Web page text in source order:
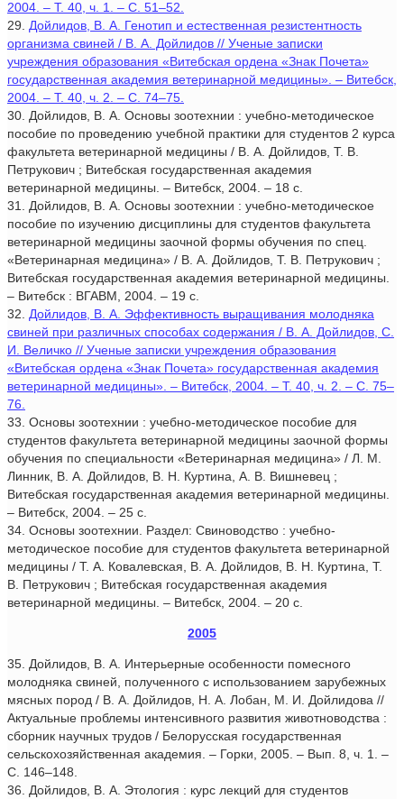
2004. – Т. 40, ч. 1. – С. 51–52.
29. Дойлидов, В. А. Генотип и естественная резистентность
организма свиней / В. А. Дойлидов // Ученые записки
учреждения образования «Витебская ордена «Знак Почета»
государственная академия ветеринарной медицины». – Витебск,
2004. – Т. 40, ч. 2. – С. 74–75.
30. Дойлидов, В. А. Основы зоотехнии : учебно-методическое
пособие по проведению учебной практики для студентов 2 курса
факультета ветеринарной медицины / В. А. Дойлидов, Т. В.
Петрукович ; Витебская государственная академия
ветеринарной медицины. – Витебск, 2004. – 18 с.
31. Дойлидов, В. А. Основы зоотехнии : учебно-методическое
пособие по изучению дисциплины для студентов факультета
ветеринарной медицины заочной формы обучения по спец.
«Ветеринарная медицина» / В. А. Дойлидов, Т. В. Петрукович ;
Витебская государственная академия ветеринарной медицины.
– Витебск : ВГАВМ, 2004. – 19 с.
32. Дойлидов, В. А. Эффективность выращивания молодняка
свиней при различных способах содержания / В. А. Дойлидов, С.
И. Величко // Ученые записки учреждения образования
«Витебская ордена «Знак Почета» государственная академия
ветеринарной медицины». – Витебск, 2004. – Т. 40, ч. 2. – С. 75–
76.
33. Основы зоотехнии : учебно-методическое пособие для
студентов факультета ветеринарной медицины заочной формы
обучения по специальности «Ветеринарная медицина» / Л. М.
Линник, В. А. Дойлидов, В. Н. Куртина, А. В. Вишневец ;
Витебская государственная академия ветеринарной медицины.
– Витебск, 2004. – 25 с.
34. Основы зоотехнии. Раздел: Свиноводство : учебно-
методическое пособие для студентов факультета ветеринарной
медицины / Т. А. Ковалевская, В. А. Дойлидов, В. Н. Куртина, Т.
В. Петрукович ; Витебская государственная академия
ветеринарной медицины. – Витебск, 2004. – 20 с.
2005
35. Дойлидов, В. А. Интерьерные особенности помесного
молодняка свиней, полученного с использованием зарубежных
мясных пород / В. А. Дойлидов, Н. А. Лобан, М. И. Дойлидова //
Актуальные проблемы интенсивного развития животноводства :
сборник научных трудов / Белорусская государственная
сельскохозяйственная академия. – Горки, 2005. – Вып. 8, ч. 1. –
С. 146–148.
36. Дойлидов, В. А. Этология : курс лекций для студентов